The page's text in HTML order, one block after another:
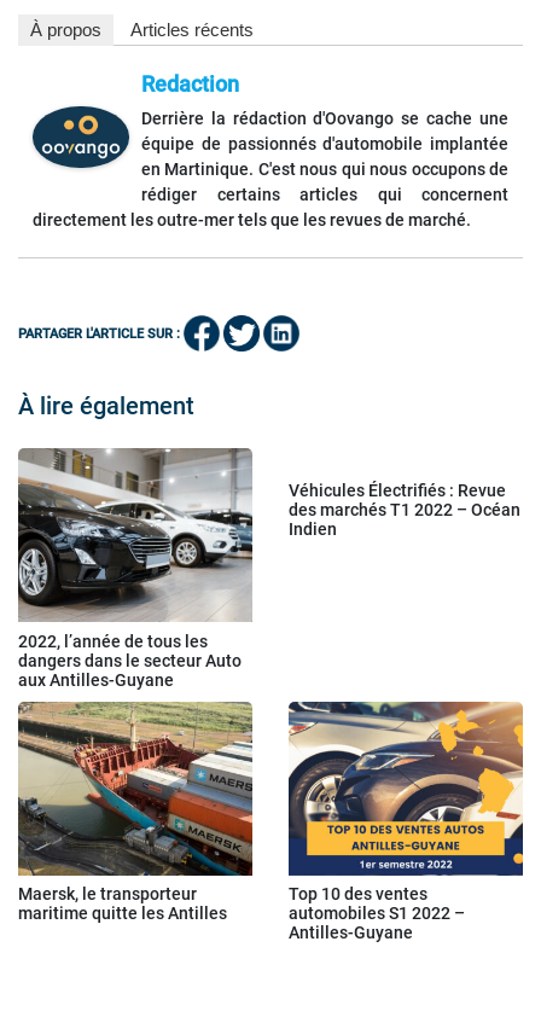
À propos Articles récents
Redaction
Derrière la rédaction d'Oovango se cache une
équipe de passionnés d'automobile implantée
en Martinique. C'est nous qui nous occupons de
rédiger certains articles qui concernent
directement les outre-mer tels que les revues de marché.
PARTAGER L'ARTICLE SUR :
À lire également
2022, l’année de tous les
dangers dans le secteur Auto
aux Antilles-Guyane
Véhicules Électrifiés : Revue
des marchés T1 2022 – Océan
Indien
Maersk, le transporteur
maritime quitte les Antilles
Top 10 des ventes
automobiles S1 2022 –
Antilles-Guyane